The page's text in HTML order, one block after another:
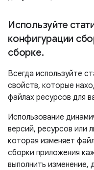
Используйте
конфигурации
сборке.
Всегда используйте
свойств, которые
файлах ресурсов для
Использование
версий, ресурсов или
которая изменяет
сборки приложения
выполнить изменение,